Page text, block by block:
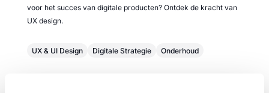
voor het succes van digitale producten? Ontdek de kracht van
UX design.
UX & UI Design Digitale Strategie Onderhoud